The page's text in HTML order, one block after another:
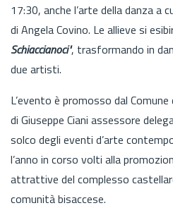
17:30, anche l’arte della danza a
di Angela Covino. Le allieve si
Schiaccianoci", trasformando in
due artisti.
L’evento è promosso dal
di Giuseppe Ciani assessore
solco degli eventi d’arte
l’anno in corso volti alla
attrattive del complesso
comunità bisaccese.